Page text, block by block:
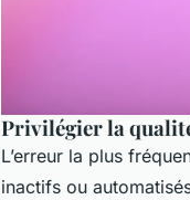
Privilégier la
L’erreur la plus
inactifs ou